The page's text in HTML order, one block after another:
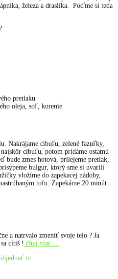
železa a draslíka. Poďme si teda
pretlaku
oleja, soľ, korenie
Nakrájame cibuľu, zelené fazuľky,
cibuľu, potom pridáme ostatnú
bude zmes hotová, prilejeme pretlak,
bulgur, ktorý sme si uvarili
vložíme do zapekacej nádoby,
tofu. Zapekáme 20 minút
a natrvalo zmeniť svoje telo ? Ja
cítiš ! čítaj viac…
tu .